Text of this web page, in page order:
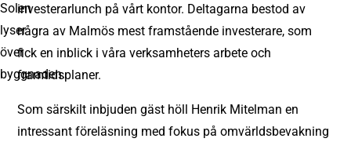
investerarlunch på vårt kontor. Deltagarna bestod av
några av Malmös mest framstående investerare, som
fick en inblick i våra verksamheters arbete och
framtidsplaner.
Som särskilt inbjuden gäst höll Henrik Mitelman en
intressant föreläsning med fokus på omvärldsbevakning